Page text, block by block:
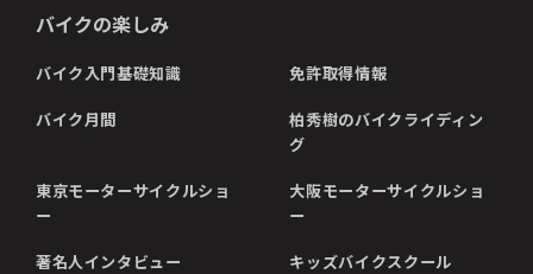
バイクの楽しみ
バイク入門基礎知識 免許取得情報
バイク月間
柏秀樹のバイクライディン
グ
東京モーターサイクルショ
ー
大阪モーターサイクルショ
ー
著名人インタビュー キッズバイクスクール